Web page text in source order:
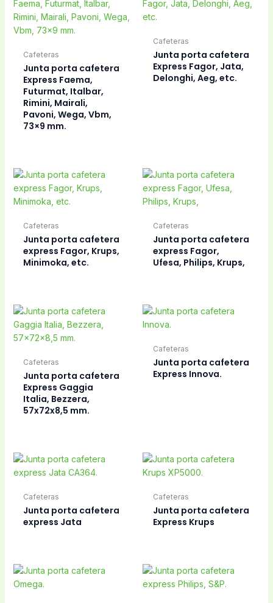
Cafeteras
Junta porta cafetera
Express Faema,
Futurmat, Italbar,
Rimini, Mairali,
Pavoni, Wega, Vbm,
73×9 mm.
Cafeteras
Junta porta cafetera
Express Fagor, Jata,
Delonghi, Aeg, etc.
Cafeteras
Junta porta cafetera
express Fagor, Krups,
Minimoka, etc.
Cafeteras
Junta porta cafetera
express Fagor,
Ufesa, Philips, Krups,
Cafeteras
Junta porta cafetera
Express Gaggia
Italia, Bezzera,
57x72x8,5 mm.
Cafeteras
Junta porta cafetera
Express Innova.
Cafeteras
Junta porta cafetera
express Jata
Cafeteras
Junta porta cafetera
Express Krups